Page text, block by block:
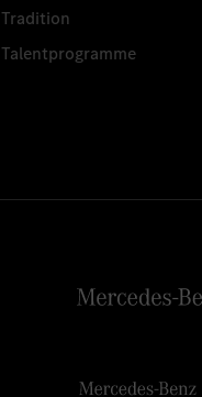
Tradition
Talentprogramme